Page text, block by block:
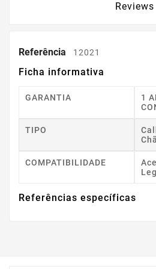
Reviews
Referência 12021
Ficha informativa
GARANTIA
1
TIPO
COMPATIBILIDADE
Referências específicas